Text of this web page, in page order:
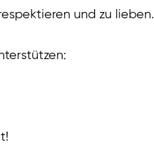
und zu lieben.